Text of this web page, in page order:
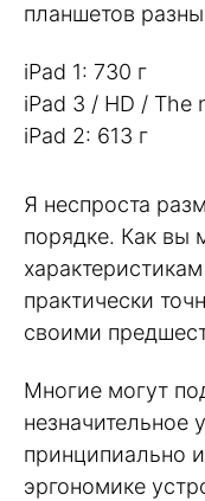
планшетов
iPad 1: 730 г
iPad 3 / HD / The
iPad 2: 613 г
Я неспроста
порядке. Как вы
практически
своими
Многие могут
незначительное
принципиально
эргономике